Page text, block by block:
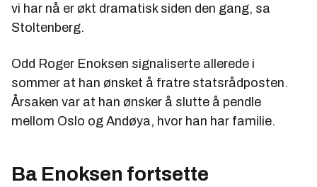
vi har nå er økt dramatisk siden den gang, sa
Stoltenberg.
Odd Roger Enoksen signaliserte allerede i
sommer at han ønsket å fratre statsrådposten.
Årsaken var at han ønsker å slutte å pendle
mellom Oslo og Andøya, hvor han har familie.
Ba Enoksen fortsette